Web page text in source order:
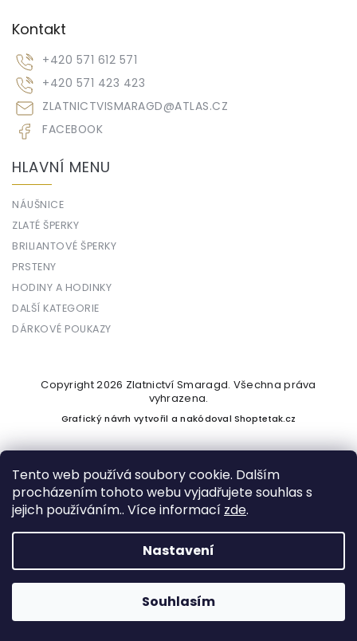
Tento web používá soubory cookie. Dalším
procházením tohoto webu vyjadřujete souhlas s
jejich používáním.. Více informací zde.
Nastavení
Souhlasím
Kontakt
ZLATNICTVISMARAGD@ATLAS.CZ
+420 571 612 571
+420 571 423 423
FACEBOOK
HLAVNÍ MENU
NÁUŠNICE
ZLATÉ ŠPERKY
BRILIANTOVÉ ŠPERKY
PRSTENY
HODINY A HODINKY
DALŠÍ KATEGORIE
DÁRKOVÉ POUKAZY
Vytvořil Shoptet
Copyright 2026 Zlatnictví Smaragd. Všechna práva
vyhrazena.
Grafický návrh vytvořil a nakódovalShoptetak.cz
Podle zákona o evidenci tržeb je prodávající povinen vystavit
kupujícímu účtenku. Zároveň je povinen zaevidovat přijatou
tržbu u správce daně online; v případě technického výpadku
pak nejpozději do 48 hodin.